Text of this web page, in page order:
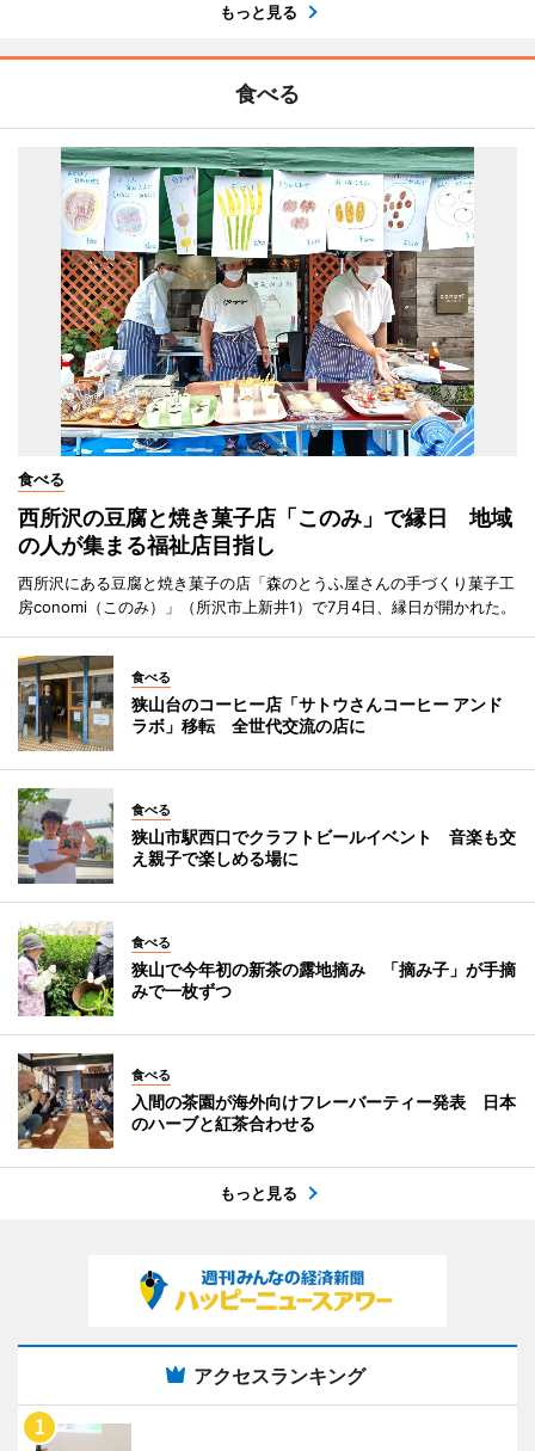
もっと見る
食べる
食べる
西所沢の豆腐と焼き菓子店「このみ」で縁日 地域
の人が集まる福祉店目指し
西所沢にある豆腐と焼き菓子の店「森のとうふ屋さんの手づくり菓子工
房conomi（このみ）」（所沢市上新井1）で7月4日、縁日が開かれた。
食べる
狭山台のコーヒー店「サトウさんコーヒー アンド
ラボ」移転 全世代交流の店に
食べる
狭山市駅西口でクラフトビールイベント 音楽も交
え親子で楽しめる場に
食べる
狭山で今年初の新茶の露地摘み 「摘み子」が手摘
みで一枚ずつ
食べる
入間の茶園が海外向けフレーバーティー発表 日本
のハーブと紅茶合わせる
もっと見る
アクセスランキング